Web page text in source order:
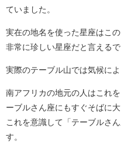
ていました。
実在の地名を使った星座はこ
非常に珍しい星座だと言えるで
実際のテーブル山では気候に
南アフリカの地元の人はこれ
ーブルさん座にもすぐそばに
これを意識して「テーブルさ
す。